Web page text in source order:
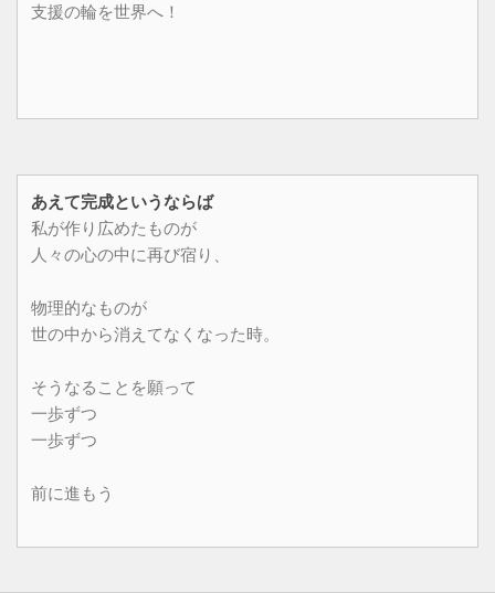
支援の輪を世界へ！
あえて完成というならば
私が作り広めたものが
人々の心の中に再び宿り、
物理的なものが
世の中から消えてなくなった時。
そうなることを願って
一歩ずつ
一歩ずつ
前に進もう